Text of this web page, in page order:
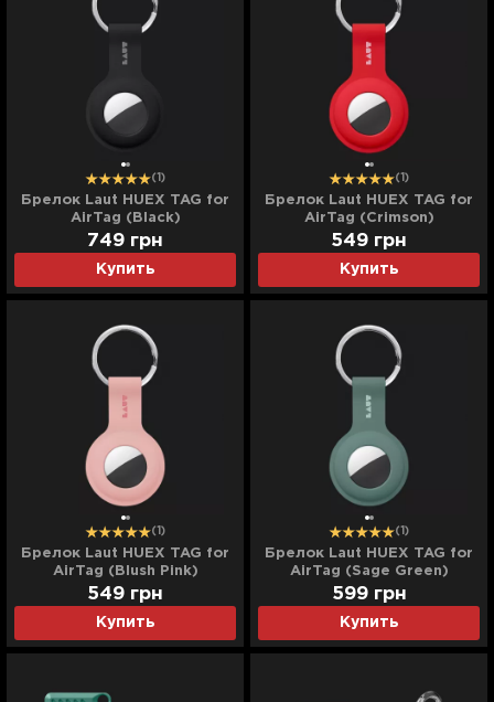
(1)
Брелок Laut HUEX TAG for
AirTag (Black)
Купить
749 грн
(1)
Брелок Laut HUEX TAG for
AirTag (Crimson)
Купить
549 грн
(1)
Брелок Laut HUEX TAG for
AirTag (Blush Pink)
Купить
549 грн
(1)
Брелок Laut HUEX TAG for
AirTag (Sage Green)
Купить
599 грн